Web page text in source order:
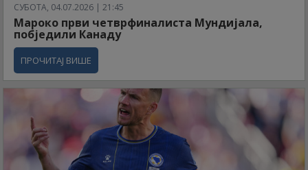
СУБОТА, 04.07.2026 | 21:45
Мароко први четврфиналиста Мундијала,
побједили Канаду
ПРОЧИТАЈ ВИШЕ